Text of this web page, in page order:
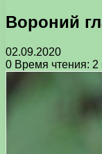
Вороний
02.09.2020
0 Время чтения: 2